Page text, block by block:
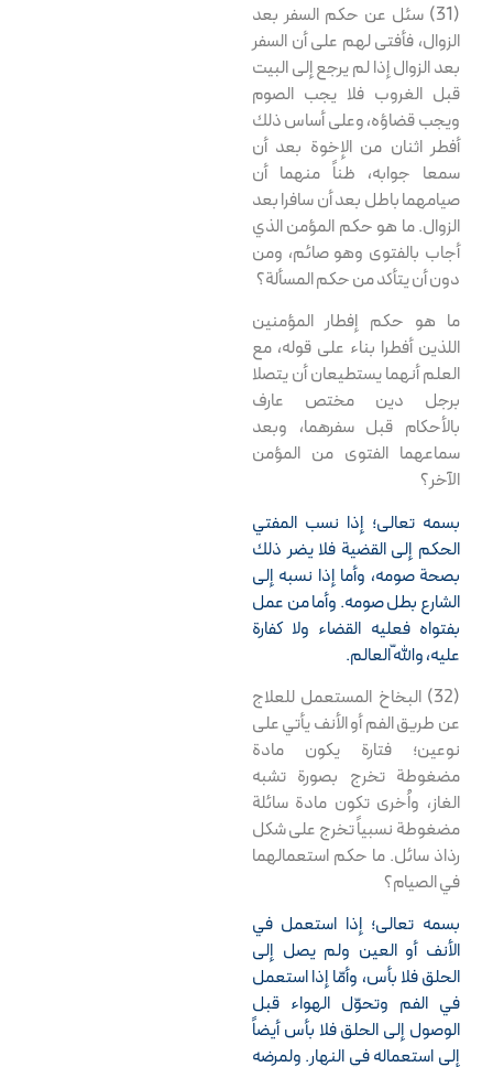
(31) سئل عن حكم السفر بعد
الزوال، فأفتى لهم على أن السفر
بعد الزوال إذا لم يرجع إلى البيت
قبل الغروب فلا يجب الصوم
ويجب قضاؤه، وعلى أساس ذلك
أفطر اثنان من الإخوة بعد أن
سمعا جوابه، ظناً منهما أن
صيامهما باطل بعد أن سافرا بعد
الزوال. ما هو حكم المؤمن الذي
أجاب بالفتوى وهو صائم، ومن
دون أن يتأكد من حكم المسألة؟
ما هو حكم إفطار المؤمنين
اللذين أفطرا بناء على قوله، مع
العلم أنهما يستطيعان أن يتصلا
برجل دين مختص عارف
بالأحكام قبل سفرهما، وبعد
سماعهما الفتوى من المؤمن
الآخر؟
بسمه تعالى؛ إذا نسب المفتي
الحكم إلى القضية فلا يضر ذلك
بصحة صومه، وأما إذا نسبه إلى
الشارع بطل صومه. وأما من عمل
بفتواه فعليه القضاء ولا كفارة
عليه، واللّه العالم.
(32) البخاخ المستعمل للعلاج
عن طريق الفم أو الأنف يأتي على
نوعين؛ فتارة يكون مادة
مضغوطة تخرج بصورة تشبه
الغاز، واُخرى تكون مادة سائلة
مضغوطة نسبياً تخرج على شكل
رذاذ سائل. ما حكم استعمالهما
في الصيام؟
بسمه تعالى؛ إذا استعمل في
الأنف أو العين ولم يصل إلى
الحلق فلا بأس، وأمّا إذا استعمل
في الفم وتحوّل الهواء قبل
الوصول إلى الحلق فلا بأس أيضاً
إلى استعماله في النهار. ولمرضه